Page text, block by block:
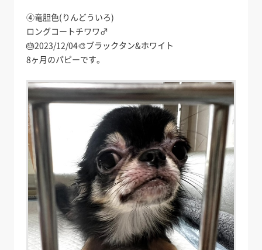
④竜胆色(りんどういろ)
ロングコートチワワ♂
🎂2023/12/04🎨ブラックタン&ホワイト
8ヶ月のパピーです。